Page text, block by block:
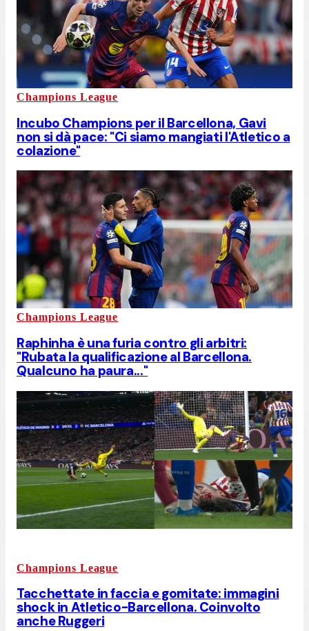
Champions League
Incubo Champions per il Barcellona, Gavi
non si dà pace: "Ci siamo mangiati l'Atletico a
colazione"
Champions League
Raphinha è una furia contro gli arbitri:
"Rubata la qualificazione al Barcellona.
Qualcuno ha paura..."
Champions League
Tacchettate in faccia e gomitate: immagini
shock in Atletico-Barcellona. Coinvolto
anche Ruggeri